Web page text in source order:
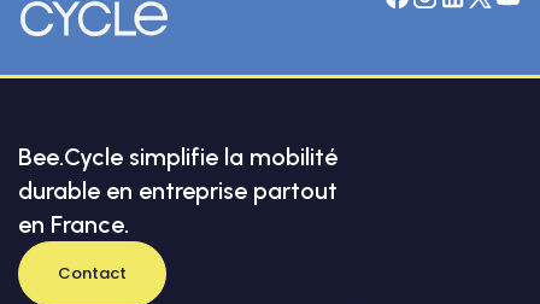
Bee.Cycle simplifie la mobilité
durable en entreprise partout
en France.
Contact